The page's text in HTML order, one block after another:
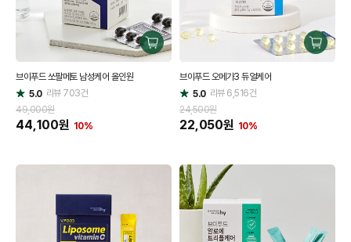
구
매
브이푸드 쏘팔메토 남성케어 올인원
별
점
5.0 리뷰703건
49,000원
44,100원 10%
구
브이푸드 오메가3 듀얼케어
별
점
5.0 리뷰6,516건
24,500원
22,050원 10%